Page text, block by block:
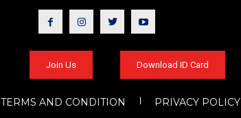
Join Us Download ID Card
TERMS AND CONDITION PRIVACY POLICY